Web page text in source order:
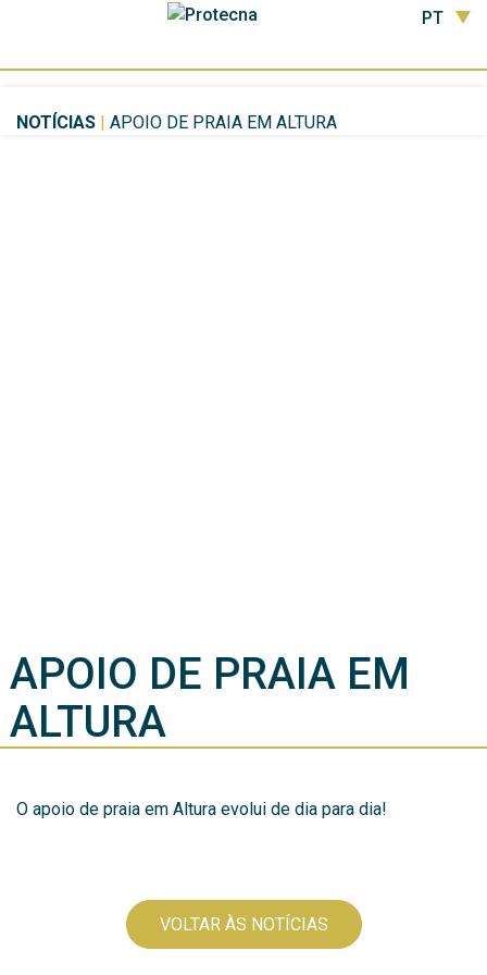
PT
NOTÍCIAS | APOIO DE PRAIA EM ALTURA
APOIO DE PRAIA EM
ALTURA
O apoio de praia em Altura evolui de dia para dia!
VOLTAR ÀS NOTÍCIAS